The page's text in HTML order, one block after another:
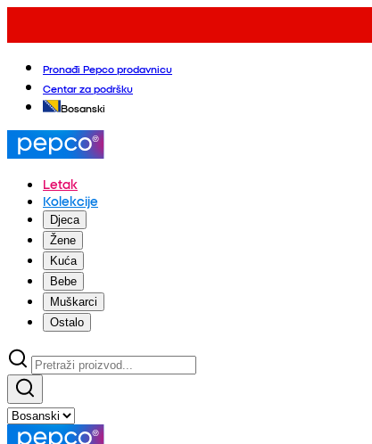
Pronađi Pepco prodavnicu
Centar za podršku
Bosanski
Letak
Kolekcije
Djeca
Žene
Kuća
Bebe
Muškarci
Ostalo